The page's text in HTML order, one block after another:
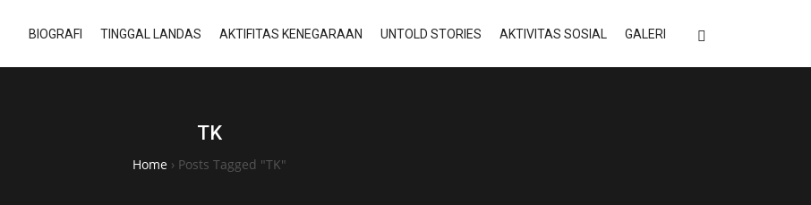
BIOGRAFI TINGGAL LANDAS AKTIFITAS KENEGARAAN UNTOLD STORIES AKTIVITAS SOSIAL GALERI
TK
Home › Posts Tagged "TK"